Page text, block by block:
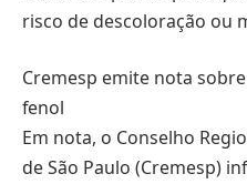
risco de descoloração ou
Cremesp emite nota
fenol
Em nota, o Conselho
de São Paulo (Cremesp)